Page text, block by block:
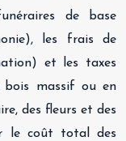
de base
les frais de
et les taxes
bois massif ou en
des fleurs et des
le coût total des